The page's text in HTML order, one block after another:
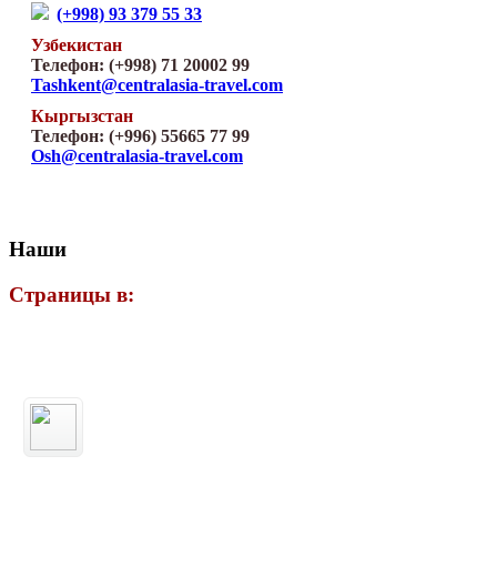
(+998) 93 379 55 33
Узбекистан
Телефон: (+998) 71 20002 99
Tashkent@centralasia-travel.com
Кыргызстан
Телефон: (+996) 55665 77 99
Osh@centralasia-travel.com
Наши
Страницы в: